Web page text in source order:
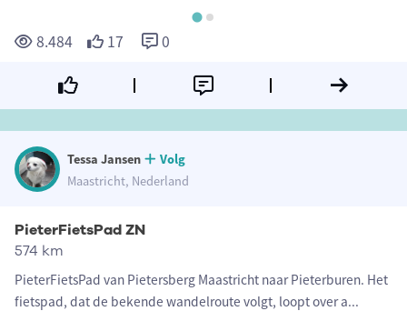
8.484 17 0
Tessa Jansen
Volg
Maastricht, Nederland
PieterFietsPad ZN
574 km
PieterFietsPad van Pietersberg Maastricht naar Pieterburen. Het
fietspad, dat de bekende wandelroute volgt, loopt over a...